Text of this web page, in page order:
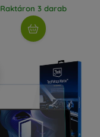
Raktáron 3 darab